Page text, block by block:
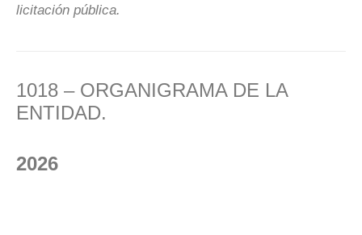
licitación pública.
1018 – ORGANIGRAMA DE LA
ENTIDAD.
2026